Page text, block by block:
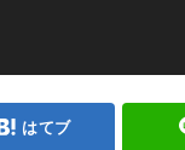
はてブ